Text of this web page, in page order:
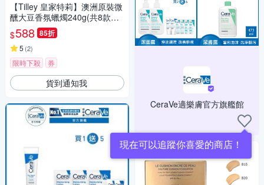
【Tilley 皇家特莉】澳洲原裝微
醺大豆香氛蠟燭240g(共8款可
任選)
$588 85折
5 (2)
限時下殺 券
貨到通知我
CeraVe適樂膚官方旗艦館
現在可以追蹤你喜愛的商店！